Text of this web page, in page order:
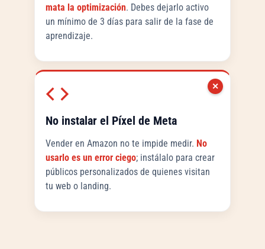
mata la optimización. Debes dejarlo activo
un mínimo de 3 días para salir de la fase de
aprendizaje.
✕
No instalar el Píxel de Meta
Vender en Amazon no te impide medir. No
usarlo es un error ciego; instálalo para crear
públicos personalizados de quienes visitan
tu web o landing.